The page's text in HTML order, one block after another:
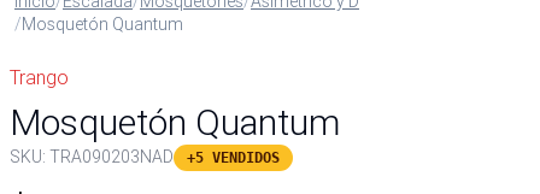
/Mosquetón Quantum
Trango
Mosquetón Quantum
SKU: TRA090203NAD +5 VENDIDOS